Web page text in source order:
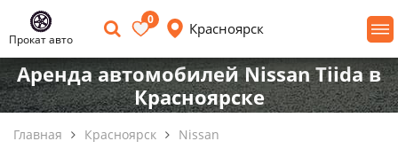
Прокат авто
0
Красноярск
Аренда автомобилей Nissan Tiida в
Красноярске
Главная Красноярск Nissan